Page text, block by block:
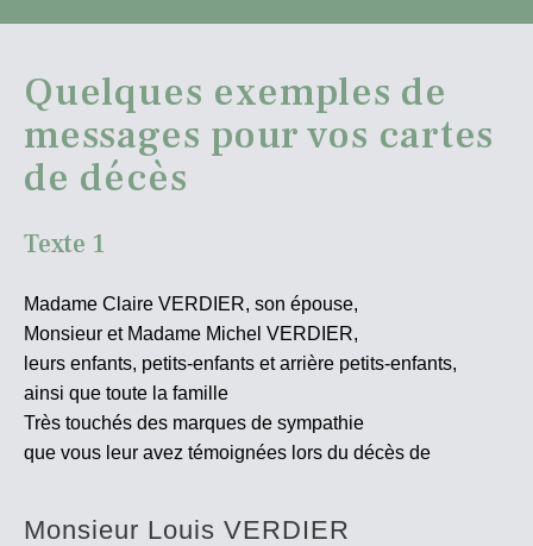
Quelques exemples de
messages pour vos cartes
de décès
Texte 1
Madame Claire VERDIER, son épouse,
Monsieur et Madame Michel VERDIER,
leurs enfants, petits-enfants et arrière petits-enfants,
ainsi que toute la famille
Très touchés des marques de sympathie
que vous leur avez témoignées lors du décès de
Monsieur Louis VERDIER